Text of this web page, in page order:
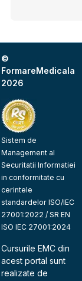
©
FormareMedicala
2026
Sistem de
Management al
Securitatii Informatiei
in conformitate cu
cerintele
standardelor ISO/IEC
27001:2022 / SR EN
ISO IEC 27001:2024
Cursurile EMC din
acest portal sunt
realizate de